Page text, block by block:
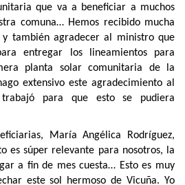
que va a beneficiar a muchos
comuna… Hemos recibido mucha
también agradecer al ministro que
entregar los lineamientos para
planta solar comunitaria de la
extensivo este agradecimiento al
para que esto se pudiera
María Angélica Rodríguez,
es súper relevante para nosotros, la
a fin de mes cuesta… Esto es muy
este sol hermoso de Vicuña. Yo